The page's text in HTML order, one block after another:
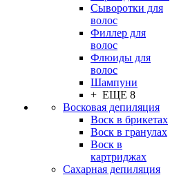
Сыворотки для
волос
Филлер для
волос
Флюиды для
волос
Шампуни
+ ЕЩЕ 8
Восковая депиляция
Воск в брикетах
Воск в гранулах
Воск в
картриджах
Сахарная депиляция